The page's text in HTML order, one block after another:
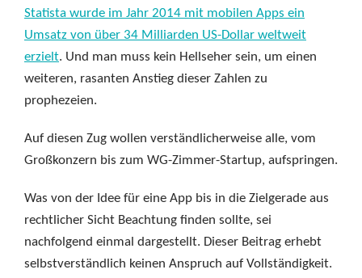
Statista wurde im Jahr 2014 mit mobilen Apps ein
Umsatz von über 34 Milliarden US-Dollar weltweit
erzielt. Und man muss kein Hellseher sein, um einen
weiteren, rasanten Anstieg dieser Zahlen zu
prophezeien.
Auf diesen Zug wollen verständlicherweise alle, vom
Großkonzern bis zum WG-Zimmer-Startup, aufspringen.
Was von der Idee für eine App bis in die Zielgerade aus
rechtlicher Sicht Beachtung finden sollte, sei
nachfolgend einmal dargestellt. Dieser Beitrag erhebt
selbstverständlich keinen Anspruch auf Vollständigkeit.